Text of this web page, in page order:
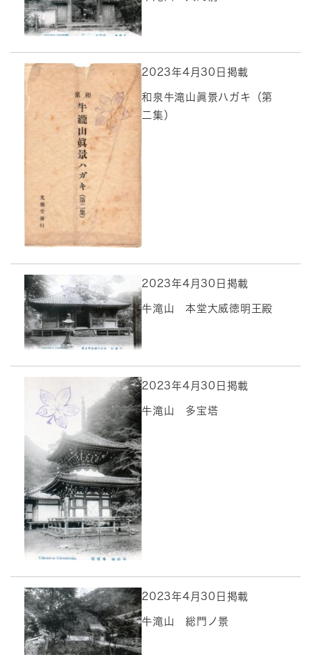
2023年4月30日掲載
和泉牛滝山眞景ハガキ（第
二集）
2023年4月30日掲載
牛滝山 本堂大威徳明王殿
2023年4月30日掲載
牛滝山 多宝塔
2023年4月30日掲載
牛滝山 総門ノ景